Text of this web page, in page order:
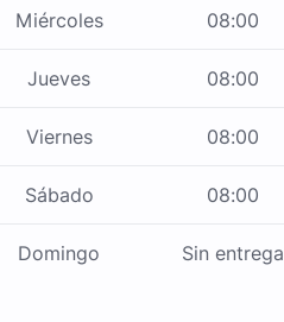
Miércoles 08:00
Jueves 08:00
Viernes 08:00
Sábado 08:00
Domingo Sin entrega